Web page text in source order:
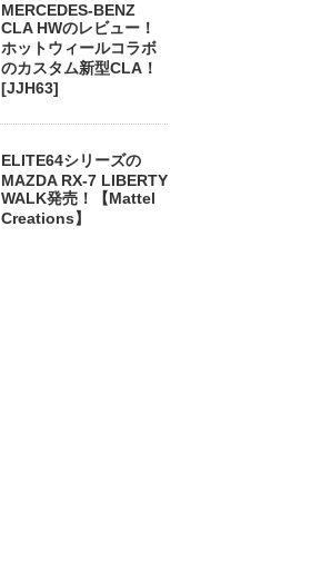
MERCEDES-BENZ
CLA HWのレビュー！
ホットウィールコラボ
のカスタム新型CLA！
[JJH63]
ELITE64シリーズの
MAZDA RX-7 LIBERTY
WALK発売！【Mattel
Creations】